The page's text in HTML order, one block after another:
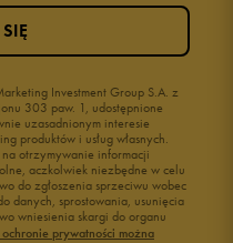
Investment Group S.A. z
303 paw. 1, udostępnione
uzasadnionym interesie
produktów i usług własnych.
otrzymywanie informacji
aczkolwiek niezbędne w celu
do zgłoszenia sprzeciwu wobec
danych, sprostowania, usunięcia
wniesienia skargi do organu
prywatności można